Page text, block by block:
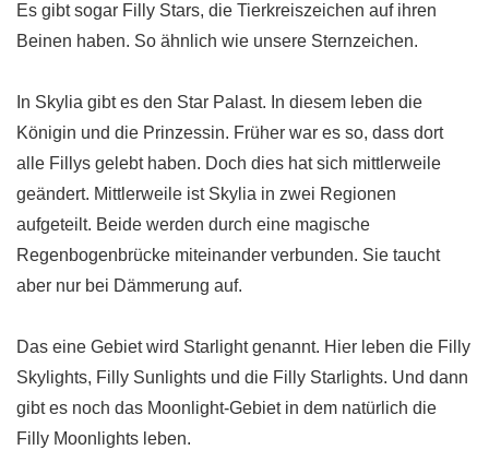
Es gibt sogar Filly Stars, die Tierkreiszeichen auf ihren
Beinen haben. So ähnlich wie unsere Sternzeichen.
In Skylia gibt es den Star Palast. In diesem leben die
Königin und die Prinzessin. Früher war es so, dass dort
alle Fillys gelebt haben. Doch dies hat sich mittlerweile
geändert. Mittlerweile ist Skylia in zwei Regionen
aufgeteilt. Beide werden durch eine magische
Regenbogenbrücke miteinander verbunden. Sie taucht
aber nur bei Dämmerung auf.
Das eine Gebiet wird Starlight genannt. Hier leben die Filly
Skylights, Filly Sunlights und die Filly Starlights. Und dann
gibt es noch das Moonlight-Gebiet in dem natürlich die
Filly Moonlights leben.